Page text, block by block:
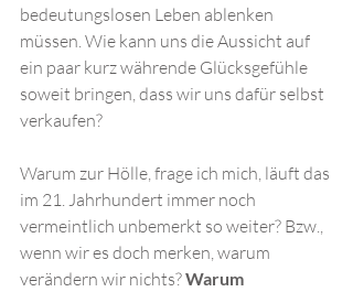
bedeutungslosen Leben ablenken
müssen. Wie kann uns die Aussicht auf
ein paar kurz währende Glücksgefühle
soweit bringen, dass wir uns dafür selbst
verkaufen?
Warum zur Hölle, frage ich mich, läuft das
im 21. Jahrhundert immer noch
vermeintlich unbemerkt so weiter? Bzw.,
wenn wir es doch merken, warum
verändern wir nichts? Warum